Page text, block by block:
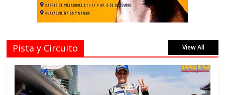
Pista y Circuito View All